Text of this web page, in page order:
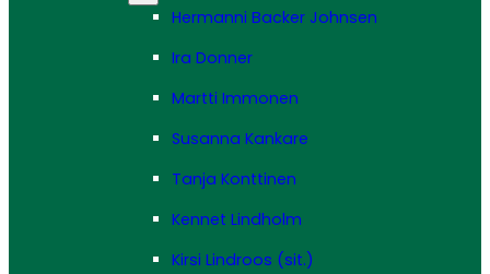
Hermanni Backer Johnsen
Ira Donner
Martti Immonen
Susanna Kankare
Tanja Konttinen
Kennet Lindholm
Kirsi Lindroos (sit.)